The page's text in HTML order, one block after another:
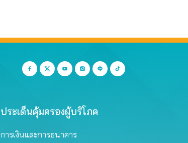
ประเด็นคุ้มครองผู้บริโภค
การเงินและการธนาคาร